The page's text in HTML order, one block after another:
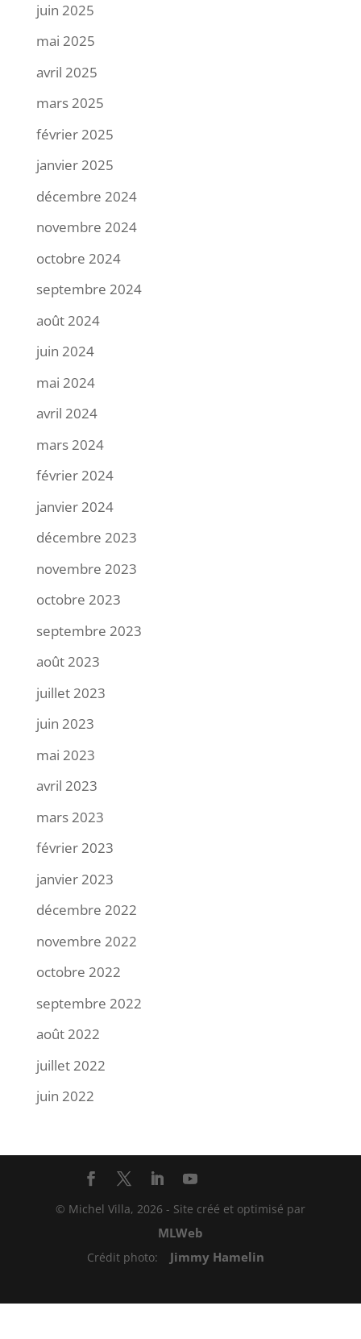
juin 2025
mai 2025
avril 2025
mars 2025
février 2025
janvier 2025
décembre 2024
novembre 2024
octobre 2024
septembre 2024
août 2024
juin 2024
mai 2024
avril 2024
mars 2024
février 2024
janvier 2024
décembre 2023
novembre 2023
octobre 2023
septembre 2023
août 2023
juillet 2023
juin 2023
mai 2023
avril 2023
mars 2023
février 2023
janvier 2023
décembre 2022
novembre 2022
octobre 2022
septembre 2022
août 2022
juillet 2022
juin 2022
© Michel Villa, 2026 - Site créé et optimisé par
MLWeb
Crédit photo: Jimmy Hamelin